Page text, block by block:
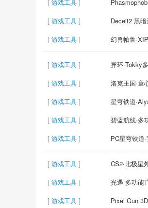
[ 游戏工具 ]
[ 游戏工具 ] Deceit2 黑
[ 游戏工具 ] 幻兽帕鲁
[ 游戏工具 ] 异环·Tokky
[ 游戏工具 ] 洛克王国·童
[ 游戏工具 ] 星穹铁道
[ 游戏工具 ] 碧蓝航线·多
[ 游戏工具 ] PC星穹铁道
[ 游戏工具 ] CS2·北极星
[ 游戏工具 ] 光遇·多功能
[ 游戏工具 ] Pixel Gun